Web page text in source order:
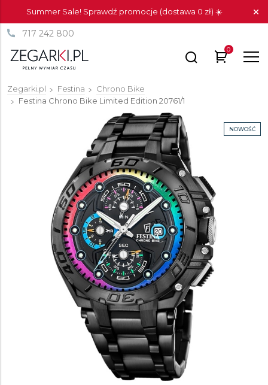
Summer Sale! Sprawdź promocje (dostawa 0 zł) ☀️
717 242 800
0
Zegarki.pl Festina
Chrono Bike
Festina Chrono Bike Limited Edition 20761/1
NOWOŚĆ